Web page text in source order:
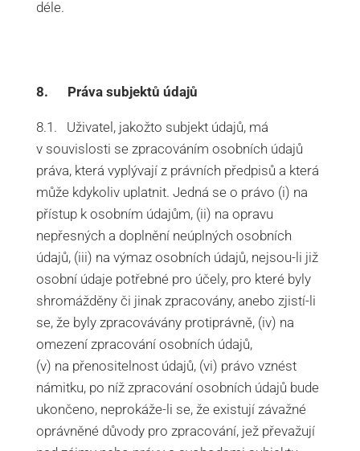
déle.
8. Práva subjektů údajů
8.1. Uživatel, jakožto subjekt údajů, má
v souvislosti se zpracováním osobních údajů
práva, která vyplývají z právních předpisů a která
může kdykoliv uplatnit. Jedná se o právo (i) na
přístup k osobním údajům, (ii) na opravu
nepřesných a doplnění neúplných osobních
údajů, (iii) na výmaz osobních údajů, nejsou-li již
osobní údaje potřebné pro účely, pro které byly
shromážděny či jinak zpracovány, anebo zjistí-li
se, že byly zpracovávány protiprávně, (iv) na
omezení zpracování osobních údajů,
(v) na přenositelnost údajů, (vi) právo vznést
námitku, po níž zpracování osobních údajů bude
ukončeno, neprokáže-li se, že existují závažné
oprávněné důvody pro zpracování, jež převažují